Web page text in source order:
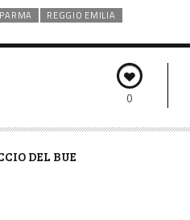
PARMA REGGIO EMILIA
0
DEL BUE